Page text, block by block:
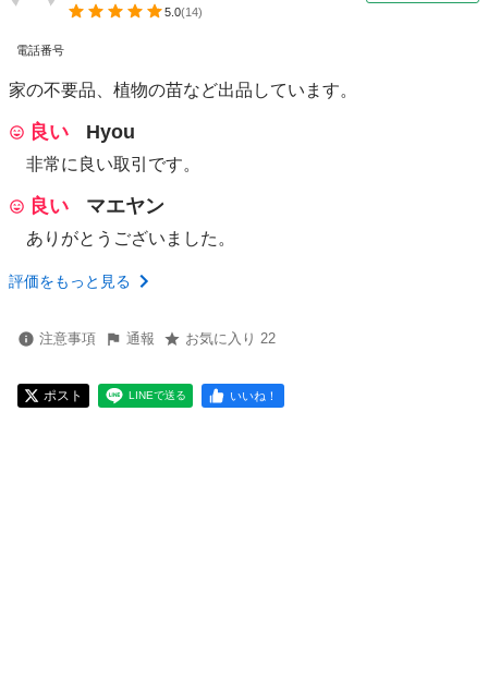
5.0(14)
電話番号
家の不要品、植物の苗など出品しています。
良い Hyou
非常に良い取引です。
良い マエヤン
ありがとうございました。
評価をもっと見る
注意事項 通報 お気に入り 22
ポスト LINEで送る いいね！